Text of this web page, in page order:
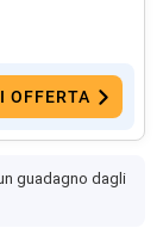
OFFERTA
guadagno dagli